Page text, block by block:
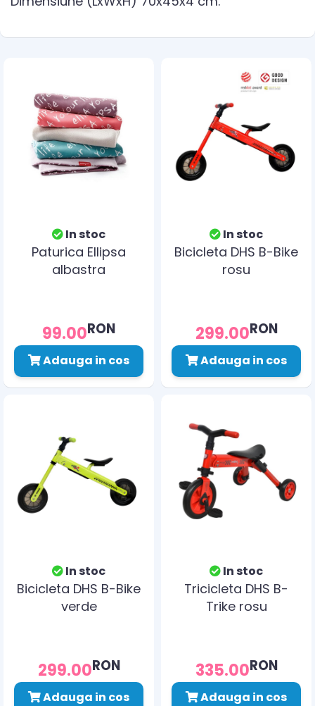
In stoc
Paturica Ellipsa
albastra
99.00RON
Adauga in cos
In stoc
Bicicleta DHS B-Bike
rosu
299.00RON
Adauga in cos
In stoc
Bicicleta DHS B-Bike
verde
299.00RON
Adauga in cos
In stoc
Tricicleta DHS B-
Trike rosu
335.00RON
Adauga in cos